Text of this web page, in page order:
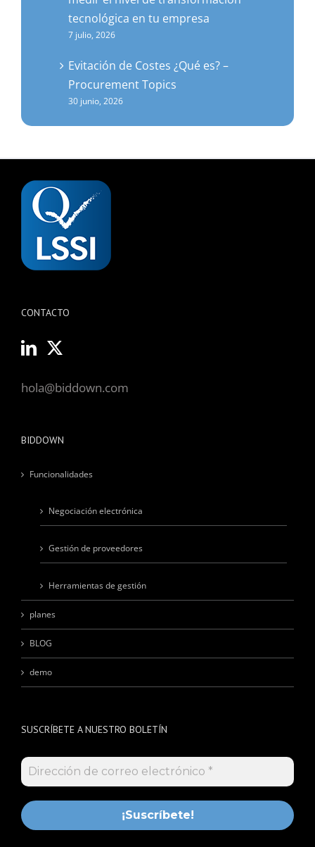
tecnológica en tu empresa
7 julio, 2026
Evitación de Costes ¿Qué es? –
Procurement Topics
30 junio, 2026
CONTACTO
hola@biddown.com
BIDDOWN
Funcionalidades
Negociación electrónica
Gestión de proveedores
Herramientas de gestión
planes
BLOG
demo
SUSCRÍBETE A NUESTRO BOLETÍN